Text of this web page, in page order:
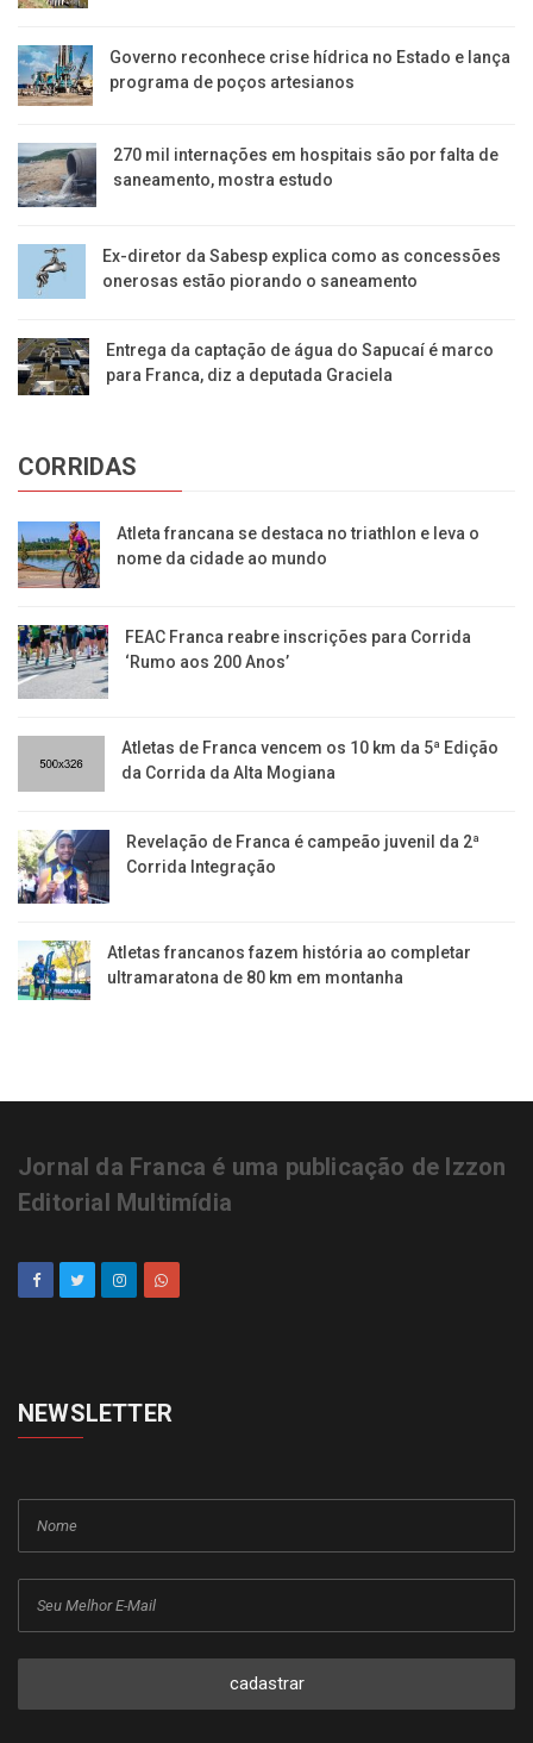
Governo reconhece crise hídrica no Estado e lança
programa de poços artesianos
270 mil internações em hospitais são por falta de
saneamento, mostra estudo
Ex-diretor da Sabesp explica como as concessões
onerosas estão piorando o saneamento
Entrega da captação de água do Sapucaí é marco
para Franca, diz a deputada Graciela
CORRIDAS
Atleta francana se destaca no triathlon e leva o
nome da cidade ao mundo
FEAC Franca reabre inscrições para Corrida
‘Rumo aos 200 Anos’
Atletas de Franca vencem os 10 km da 5ª Edição
da Corrida da Alta Mogiana
Revelação de Franca é campeão juvenil da 2ª
Corrida Integração
Atletas francanos fazem história ao completar
ultramaratona de 80 km em montanha
Jornal da Franca é uma publicação de Izzon
Editorial Multimídia
NEWSLETTER
cadastrar